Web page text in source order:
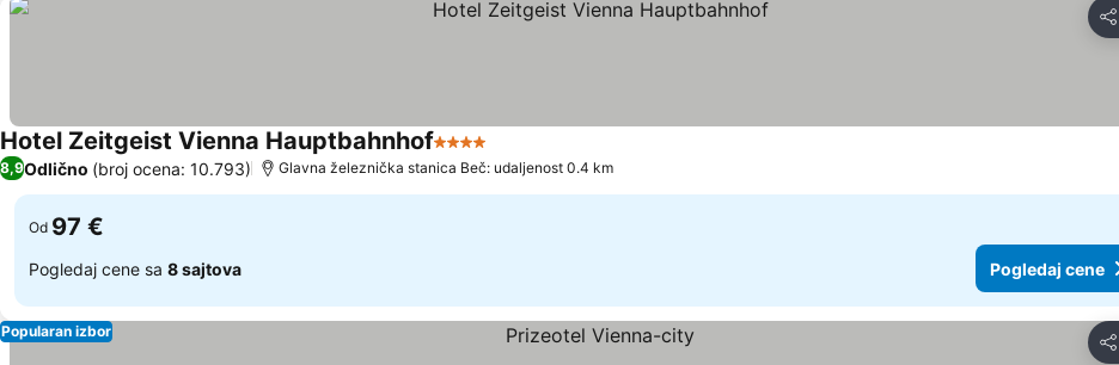
Deli
Hotel Zeitgeist Vienna Hauptbahnhof4 Zvezdice
8,9Odlično (broj ocena: 10.793) Glavna železnička stanica Beč: udaljenost 0.4 km
Od 97 €
Pogledaj cene sa 8 sajtova Pogledaj cene
Deli
Popularan izbor